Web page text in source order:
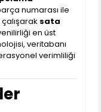
numarası ile
sata
en üst
veritabanı
verimliliği